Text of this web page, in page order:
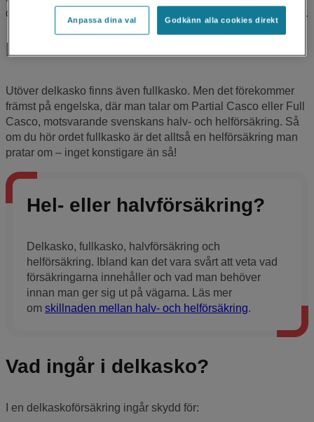
delarna som halvförsäkringen ersätter när olyckan är framme.
Delkasko eller fullkasko?
Utöver delkasko finns även fullkasko. Men det förekommer
främst på engelska, där man talar om Partial Casco eller Full
Casco, motsvarande svenskans halv- och helförsäkring. Så
om du hör ordet fullkasko är det alltså en helförsäkring man
pratar om – inget konstigare än så!
Hel- eller halvförsäkring?
Delkasko, fullkasko, halvförsäkring och
helförsäkring. Ibland kan det vara svårt att veta vad
försäkringarna innehåller och vad man behöver
innan man ger sig ut på vägarna. Läs mer
om skillnaden mellan halv- och helförsäkring.
Vad ingår i delkasko?
I en delkaskoförsäkring ingår skydd för:
Anpassa dina val Godkänn alla cookies direkt